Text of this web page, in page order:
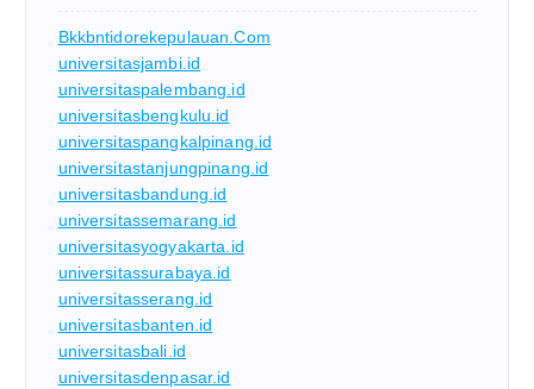
Bkkbntidorekepulauan.com
universitasjambi.id
universitaspalembang.id
universitasbengkulu.id
universitaspangkalpinang.id
universitastanjungpinang.id
universitasbandung.id
universitassemarang.id
universitasyogyakarta.id
universitassurabaya.id
universitasserang.id
universitasbanten.id
universitasbali.id
universitasdenpasar.id